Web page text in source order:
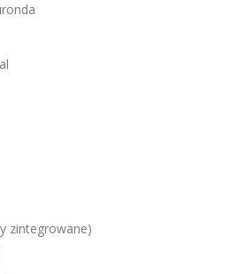
zintegrowane)